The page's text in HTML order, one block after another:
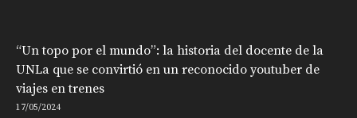
“Un topo por el mundo”: la historia del docente de la
UNLa que se convirtió en un reconocido youtuber de
viajes en trenes
17/05/2024